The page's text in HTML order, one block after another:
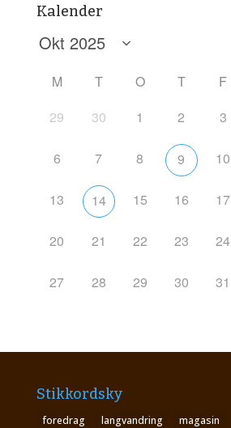
Kalender
M T O T F
29
30 1 2 3
6 7 8 9 10
13 14 15 16 17
20 21 22 23 24
27 28 29 30 31
Stikkordsky
foredrag langvandring
magasin